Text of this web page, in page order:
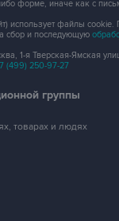
форме, иначе как с
использует файлы cookie.
сбор и последующую
1-я Тверская-Ямская
(499) 250-97-27
группы
товарах и людях